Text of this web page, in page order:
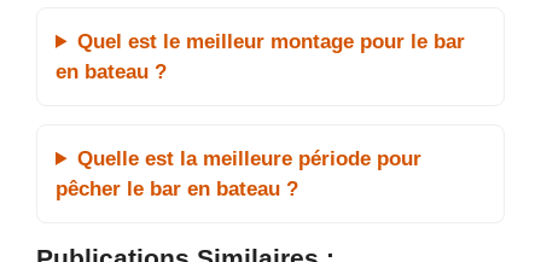
Quel est le meilleur montage pour le bar
en bateau ?
Quelle est la meilleure période pour
pêcher le bar en bateau ?